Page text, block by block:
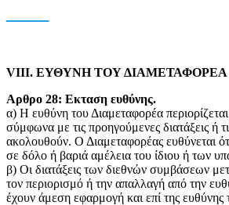
VIII. ΕΥΘΥΝΗ ΤΟΥ ΔΙΑΜΕΤΑΦΟΡΕΑ
Αρθρο 28: Eκταση ευθύνης.
α) Η ευθύνη του Διαμεταφορέα
σύμφωνα με τις προηγούμενες διατάξεις ή
ακολουθούν. Ο Διαμεταφορέας ευθύνεται
σε δόλο ή βαριά αμέλεια του ίδιου ή των
β) Οι διατάξεις των διεθνών συμβάσεων
τον περιορισμό ή την απαλλαγή από την
έχουν άμεση εφαρμογή και επί της ευθύνης